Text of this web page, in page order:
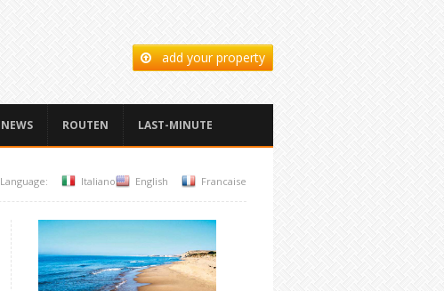
add your property
NEWS ROUTEN LAST-MINUTE
Language: Italiano English Francaise